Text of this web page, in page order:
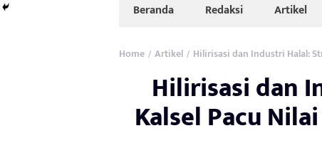
Beranda
Redaksi Artikel
Home / Artikel / Hilirisasi dan Industri Halal:
Hilirisasi dan
Kalsel Pacu